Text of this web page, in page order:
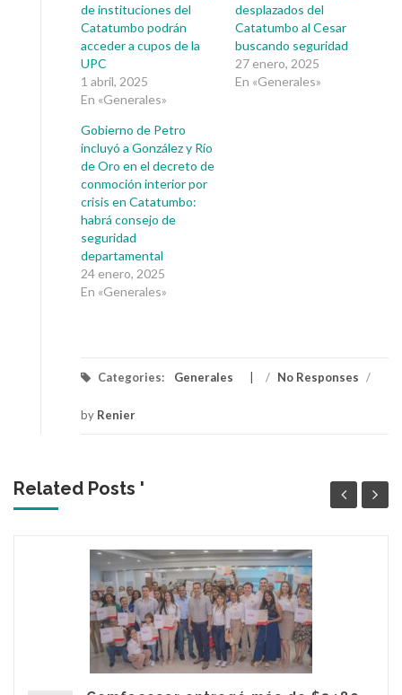
de instituciones del
Catatumbo podrán
acceder a cupos de la
UPC
1 abril, 2025
En «Generales»
desplazados del
Catatumbo al Cesar
buscando seguridad
27 enero, 2025
En «Generales»
Gobierno de Petro
incluyó a González y Río
de Oro en el decreto de
conmoción interior por
crisis en Catatumbo:
habrá consejo de
seguridad
departamental
24 enero, 2025
En «Generales»
Categories: Generales / No Responses /
by Renier
Related Posts '